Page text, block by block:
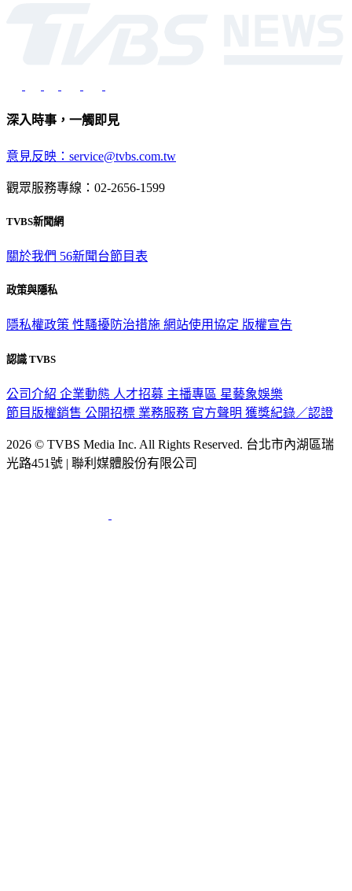
深入時事，一觸即見
意見反映：service@tvbs.com.tw
觀眾服務專線：02-2656-1599
TVBS新聞網
關於我們 56新聞台節目表
政策與隱私
隱私權政策 性騷擾防治措施 網站使用協定 版權宣告
認識 TVBS
公司介紹 企業動態 人才招募 主播專區 星藝象娛樂
節目版權銷售 公開招標 業務服務 官方聲明 獲獎紀錄／認證
2026 © TVBS Media Inc. All Rights Reserved. 台北市內湖區瑞
光路451號 | 聯利媒體股份有限公司